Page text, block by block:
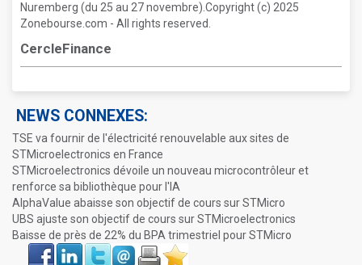
Nuremberg (du 25 au 27 novembre).Copyright (c) 2025
Zonebourse.com - All rights reserved.
CercleFinance
NEWS CONNEXES:
TSE va fournir de l'électricité renouvelable aux sites de
STMicroelectronics en France
STMicroelectronics dévoile un nouveau microcontrôleur et
renforce sa bibliothèque pour l'IA
AlphaValue abaisse son objectif de cours sur STMicro
UBS ajuste son objectif de cours sur STMicroelectronics
Baisse de près de 22% du BPA trimestriel pour STMicro
Face
book
LinkIn Twitter Envoyer ImprimerFavoris